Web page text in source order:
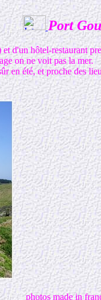
Port
d'un hôtel-restaurant
on ne voit pas la mer.
en été, et proche des
photos made in